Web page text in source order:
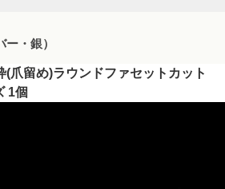
・銀）
(爪留め)ラウンドファセットカット
1個